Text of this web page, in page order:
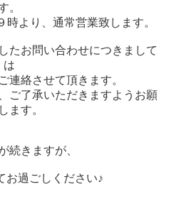
。
時より、通常営業致します。
たお問い合わせにつきまして
は
連絡させて頂きます。
ご了承いただきますようお願
ます。
続きますが、
お過ごしください♪